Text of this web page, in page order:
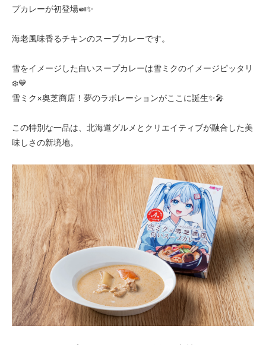
プカレーが初登場🍛✨
海老風味香るチキンのスープカレーです。
雪をイメージした白いスープカレーは雪ミクのイメージピッタリ
❄️💙
雪ミク×奥芝商店！夢のラボレーションがここに誕生✨🎤
この特別な一品は、北海道グルメとクリエイティブが融合した美
味しさの新境地。